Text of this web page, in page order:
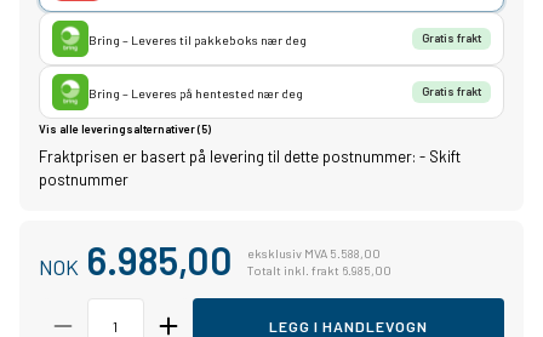
Bring – Leveres til pakkeboks nær deg Gratis frakt
Bring – Leveres på hentested nær deg Gratis frakt
Vis alle leveringsalternativer (5)
Fraktprisen er basert på levering til dette postnummer: - Skift
postnummer
NOK 6.985,00
eksklusiv MVA 5.588,00
Totalt inkl. frakt 6.985,00
LEGG I HANDLEVOGN